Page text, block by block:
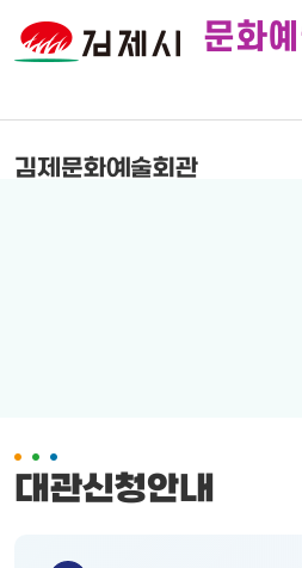
문화
김제문화예술회관
대관신청안내